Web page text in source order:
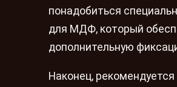
понадобиться
для МДФ, который
дополнительную
Наконец, рекомендуется